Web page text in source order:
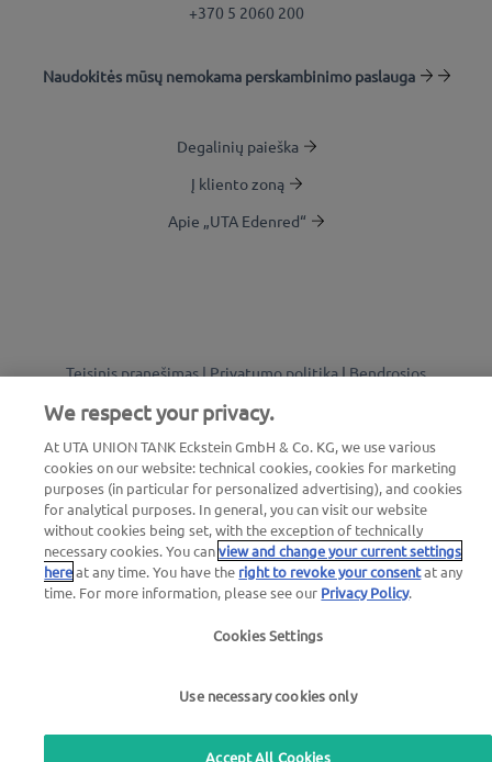
+370 5 2060 200
Naudokitės mūsų nemokama perskambinimo paslauga
Degalinių paieška
Į kliento zoną
Apie „UTA Edenred“
Teisinis pranešimas |Privatumo politika|Bendrosios
we simplify mobility
We respect your privacy.
At UTA UNION TANK Eckstein GmbH & Co. KG, we use various
cookies on our website: technical cookies, cookies for marketing
purposes (in particular for personalized advertising), and cookies
for analytical purposes. In general, you can visit our website
without cookies being set, with the exception of technically
necessary cookies. You canview and change your current settings
hereat any time. You have the right to revoke your consentat any
time. For more information, please see our Privacy Policy.
Cookies Settings
Use necessary cookies only
Accept All Cookies